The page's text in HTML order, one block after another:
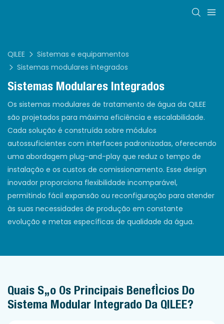
QILEE
Sistemas e equipamentos
Sistemas modulares integrados
Sistemas Modulares Integrados
Os sistemas modulares de tratamento de água da QILEE
são projetados para máxima eficiência e escalabilidade.
Cada solução é construída sobre módulos
autossuficientes com interfaces padronizadas, oferecendo
uma abordagem plug-and-play que reduz o tempo de
instalação e os custos de comissionamento. Esse design
inovador proporciona flexibilidade incomparável,
permitindo fácil expansão ou reconfiguração para atender
às suas necessidades de produção em constante
evolução e metas específicas de qualidade da água.
Quais São Os Principais Benefícios Do
Sistema Modular Integrado Da QILEE?